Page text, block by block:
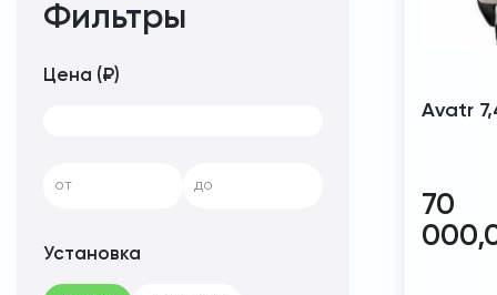
Фильтры
Цена (₽)
от до
Установка
Avatr
70